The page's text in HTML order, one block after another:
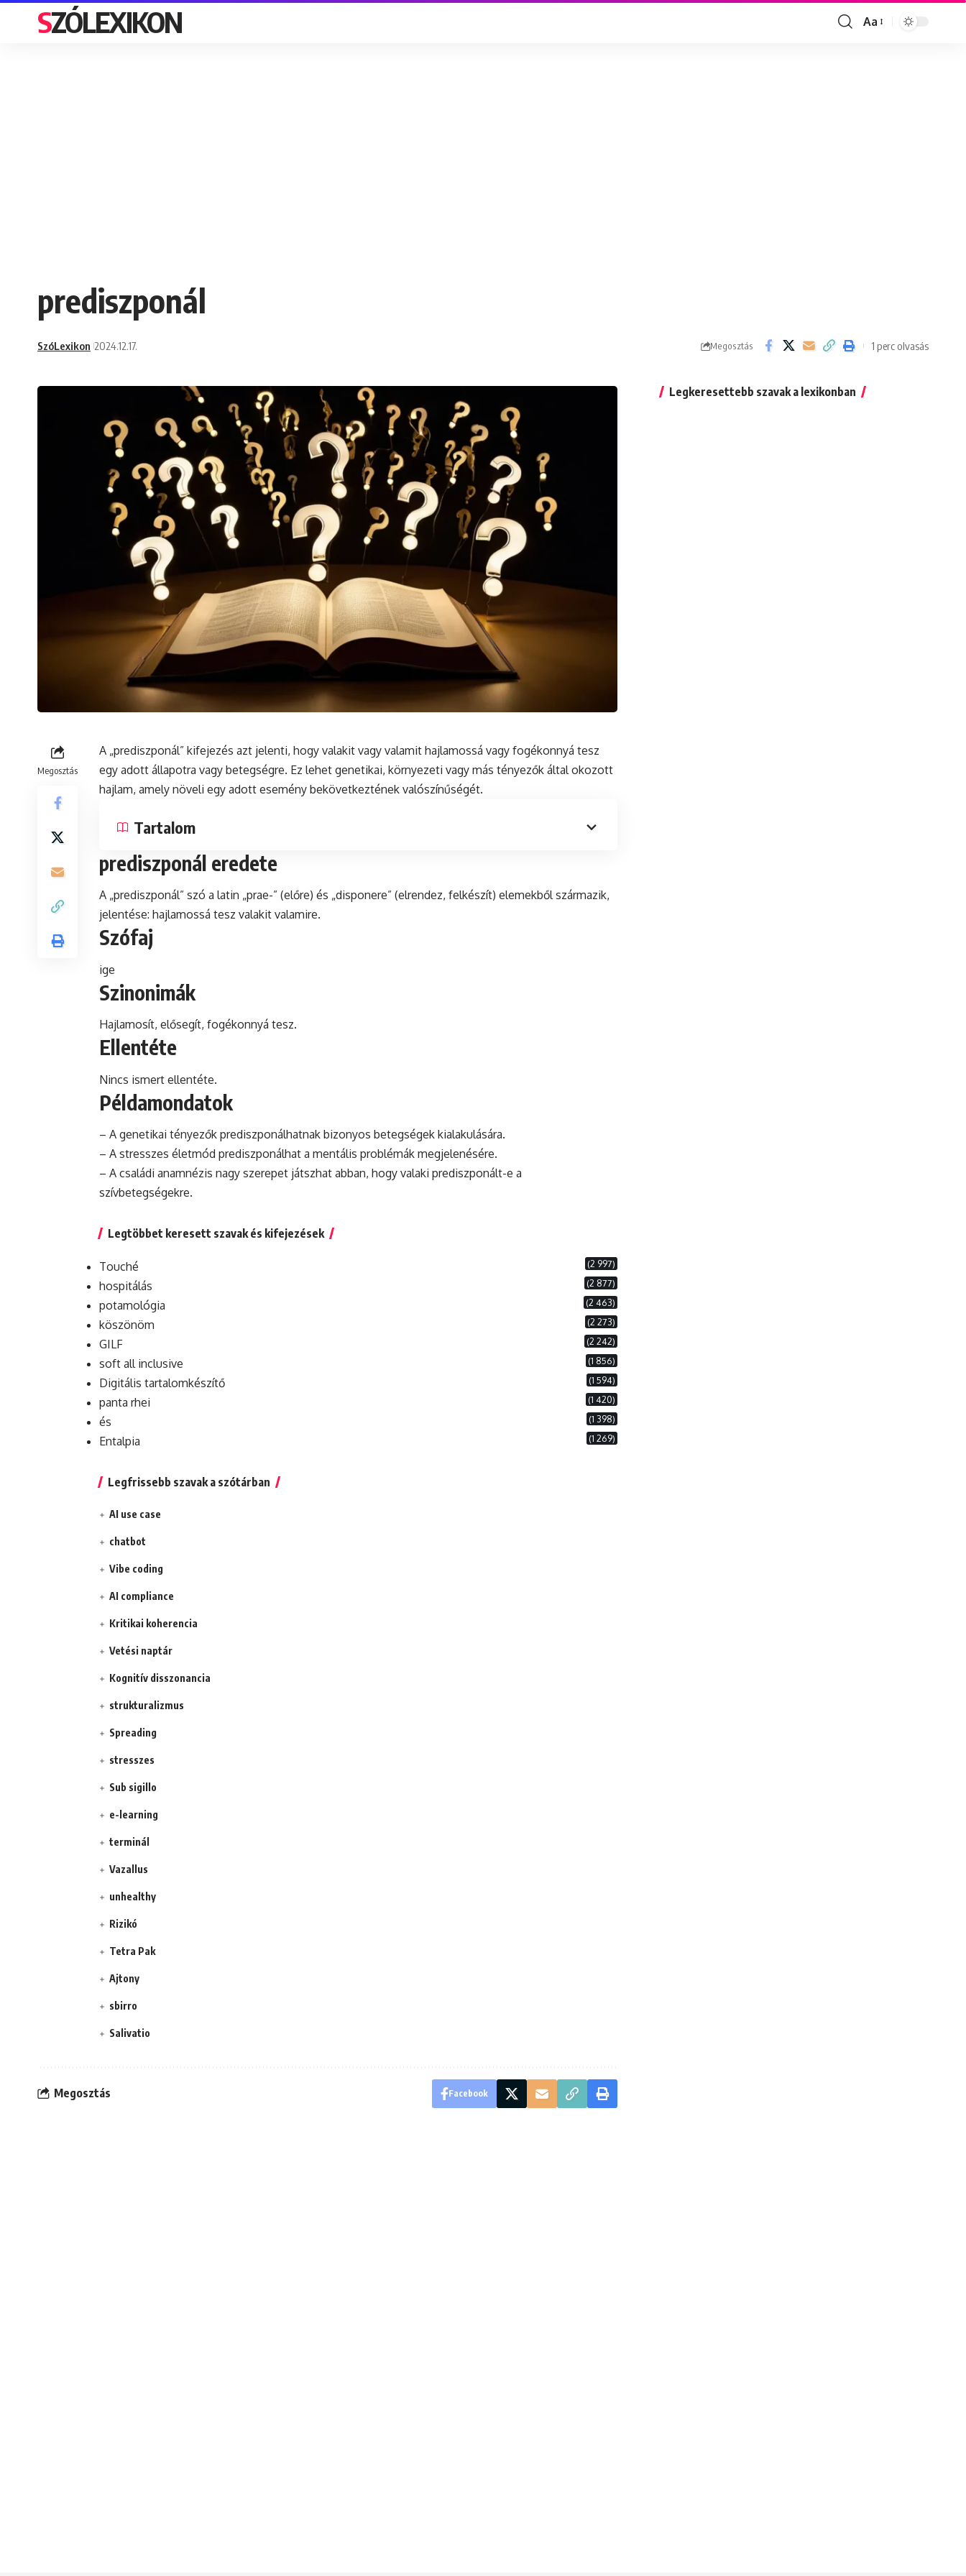
SZÓLEXIKON
Font
Aa
prediszponál
SzóLexikon 2024.12.17. Megosztás 1 perc olvasás
Megosztás
A „prediszponál” kifejezés azt jelenti, hogy valakit vagy valamit hajlamossá vagy fogékonnyá tesz
egy adott állapotra vagy betegségre. Ez lehet genetikai, környezeti vagy más tényezők által okozott
hajlam, amely növeli egy adott esemény bekövetkeztének valószínűségét.
Tartalom
prediszponál eredete
A „prediszponál” szó a latin „prae-” (előre) és „disponere” (elrendez, felkészít) elemekből származik,
jelentése: hajlamossá tesz valakit valamire.
Szófaj
ige
Szinonimák
Hajlamosít, elősegít, fogékonnyá tesz.
Ellentéte
Nincs ismert ellentéte.
Példamondatok
– A genetikai tényezők prediszponálhatnak bizonyos betegségek kialakulására.
– A stresszes életmód prediszponálhat a mentális problémák megjelenésére.
– A családi anamnézis nagy szerepet játszhat abban, hogy valaki prediszponált-e a
szívbetegségekre.
Legtöbbet keresett szavak és kifejezések
Touché (2 997)
hospitálás (2 877)
potamológia (2 463)
köszönöm (2 273)
GILF (2 242)
soft all inclusive (1 856)
Digitális tartalomkészítő (1 594)
panta rhei (1 420)
és (1 398)
Entalpia (1 269)
Legfrissebb szavak a szótárban
AI use case
chatbot
Vibe coding
AI compliance
Kritikai koherencia
Vetési naptár
Kognitív disszonancia
strukturalizmus
Spreading
stresszes
Sub sigillo
e-learning
terminál
Vazallus
unhealthy
Rizikó
Tetra Pak
Ajtony
sbirro
Salivatio
Megosztás Facebook
Legkeresettebb szavak a lexikonban